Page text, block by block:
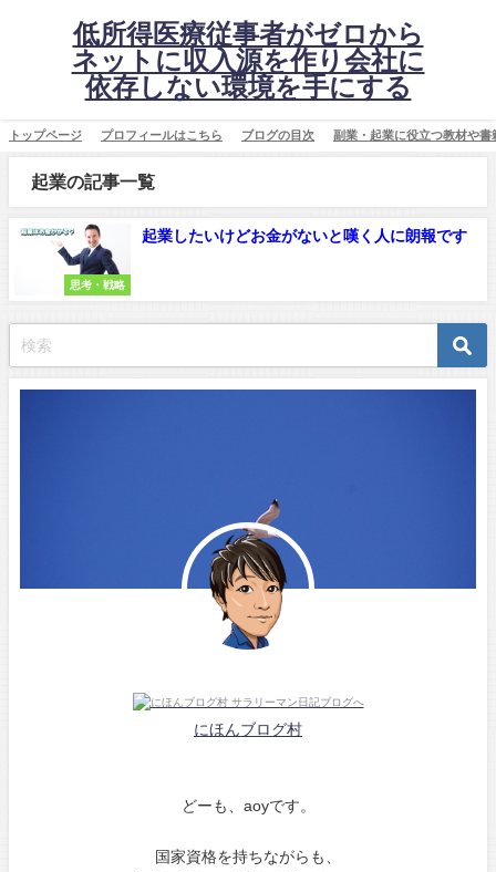
低所得医療従事者がゼロから
ネットに収入源を作り会社に
依存しない環境を手にする
トップページ プロフィールはこちら ブログの目次 副業・起業に役立つ教材や書
起業の記事一覧
思考・戦略
起業したいけどお金がないと嘆く人に朗報です
にほんブログ村
どーも、aoyです。
国家資格を持ちながらも、